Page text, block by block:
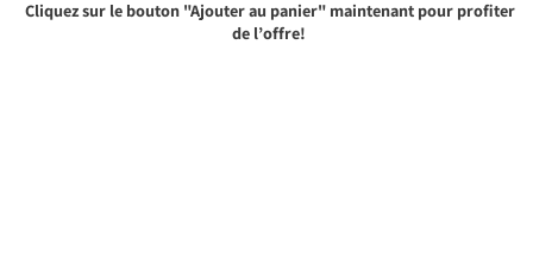
Cliquez sur le bouton "Ajouter au panier" maintenant pour profiter
de l’offre!